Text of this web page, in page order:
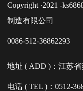
Copyright ·2021 -
制造有限公司
0086-512-36862293
地址 ( ADD )：江苏
电话 ( TEL )：0512-